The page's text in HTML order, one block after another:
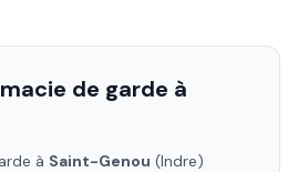
de garde à
à Saint-Genou (Indre)